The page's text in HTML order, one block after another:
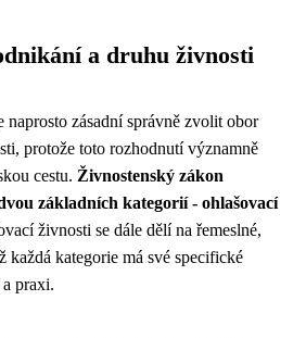
a druhu živnosti
zásadní správně zvolit obor
protože toto rozhodnutí významně
cestu. Živnostenský zákon
základních kategorií - ohlašovací
živnosti se dále dělí na řemeslné,
každá kategorie má své specifické
praxi.